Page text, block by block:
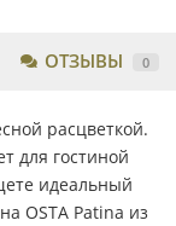
ОТЗЫВЫ 0
расцветкой.
для гостиной
идеальный
OSTA Patina из